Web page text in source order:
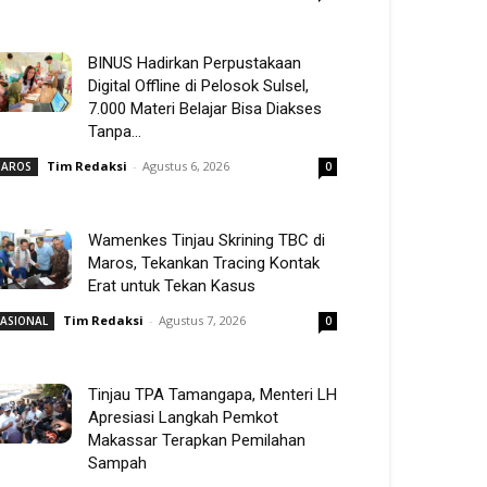
BINUS Hadirkan Perpustakaan
Digital Offline di Pelosok Sulsel,
7.000 Materi Belajar Bisa Diakses
Tanpa...
Tim Redaksi - Agustus 6, 2026 0
Wamenkes Tinjau Skrining TBC di
Maros, Tekankan Tracing Kontak
Erat untuk Tekan Kasus
Tim Redaksi - Agustus 7, 2026 0
Tinjau TPA Tamangapa, Menteri LH
Apresiasi Langkah Pemkot
Makassar Terapkan Pemilahan
Sampah